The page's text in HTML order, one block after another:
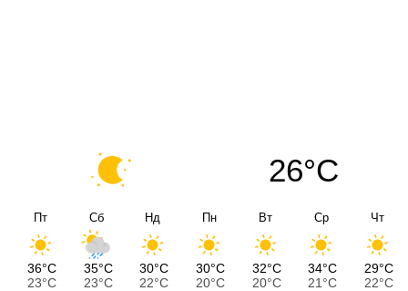
26°C
Пт
36°C
23°C
Сб
35°C
23°C
Нд
30°C
22°C
Пн
30°C
20°C
Вт
32°C
20°C
Ср
34°C
21°C
Чт
29°C
22°C